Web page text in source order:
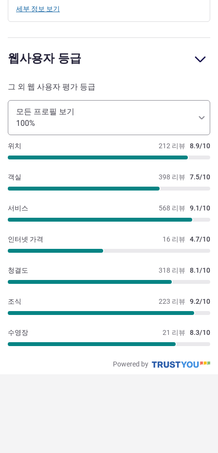
세부 정보 보기
웹사용자 등급
그 외 웹 사용자 평가 등급
모든 프로필 보기
100%
212 리뷰 8.9/10
위치
398 리뷰 7.5/10
객실
568 리뷰 9.1/10
서비스
16 리뷰 4.7/10
인터넷 가격
318 리뷰 8.1/10
청결도
223 리뷰 9.2/10
조식
21 리뷰 8.3/10
수영장
Powered by